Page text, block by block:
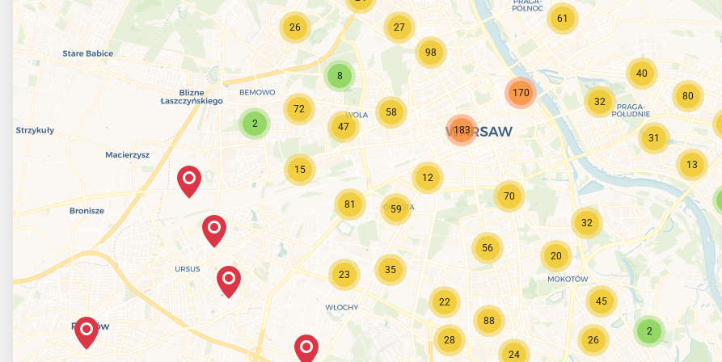
32
40
31
12
58
27
13
56
8
47
22
15
35
2
26
28
170
61
32
70
183
98
80
20
59
45
81
88
26
24
72
23
2